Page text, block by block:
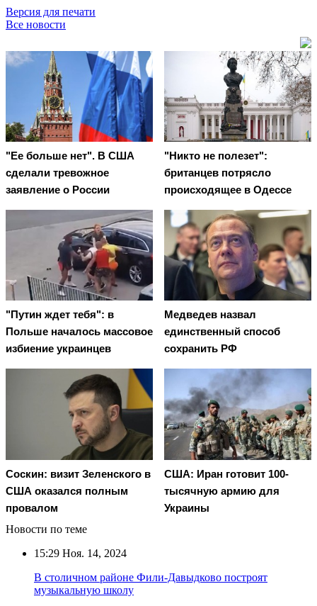
Версия для печати
Все новости
"Ее больше нет". В США
сделали тревожное
заявление о России
"Никто не полезет":
британцев потрясло
происходящее в Одессе
"Путин ждет тебя": в
Польше началось массовое
избиение украинцев
Медведев назвал
единственный способ
сохранить РФ
Соскин: визит Зеленского в
США оказался полным
провалом
США: Иран готовит 100-
тысячную армию для
Украины
Новости по теме
15:29 Ноя. 14, 2024
В столичном районе Фили-Давыдково построят
музыкальную школу